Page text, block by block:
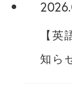
【
知ら